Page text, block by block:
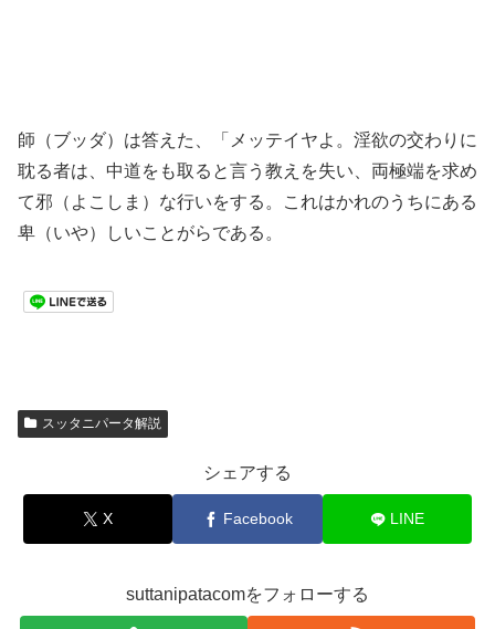
師（ブッダ）は答えた、「メッテイヤよ。淫欲の交わりに
耽る者は、中道をも取ると言う教えを失い、両極端を求め
て邪（よこしま）な行いをする。これはかれのうちにある
卑（いや）しいことがらである。
スッタニパータ解説
シェアする
X Facebook LINE
suttanipatacomをフォローする